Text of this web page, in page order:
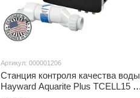
Артикул: 000001206
Станция контроля качества воды
Hayward Aquarite Plus TCELL15 +